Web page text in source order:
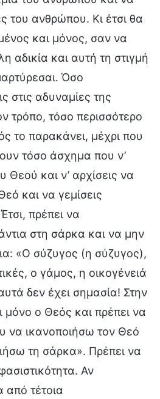
του ανθρώπου. Κι έτσι θα
και μόνος, σαν να
αδικία και αυτή τη στιγμή
Όσο
στις αδυναμίες της
τρόπο, τόσο περισσότερο
το παρακάνει, μέχρι που
τόσο άσχημα που ν’
Θεού και ν’ αρχίσεις να
και να γεμίσεις
πρέπει να
στη σάρκα και να μην
«Ο σύζυγος (η σύζυγος),
ο γάμος, η οικογένειά
δεν έχει σημασία! Στην
μόνο ο Θεός και πρέπει να
να ικανοποιήσω τον Θεό
τη σάρκα». Πρέπει να
Αν
από τέτοια